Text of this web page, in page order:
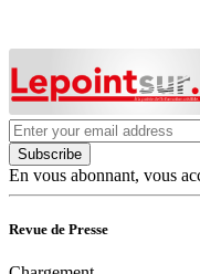
Subscribe
En vous abonnant, vous
Revue de Presse